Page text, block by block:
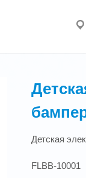
Детская
FLBB-10001